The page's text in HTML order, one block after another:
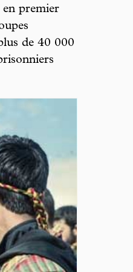
en premier
de 40 000